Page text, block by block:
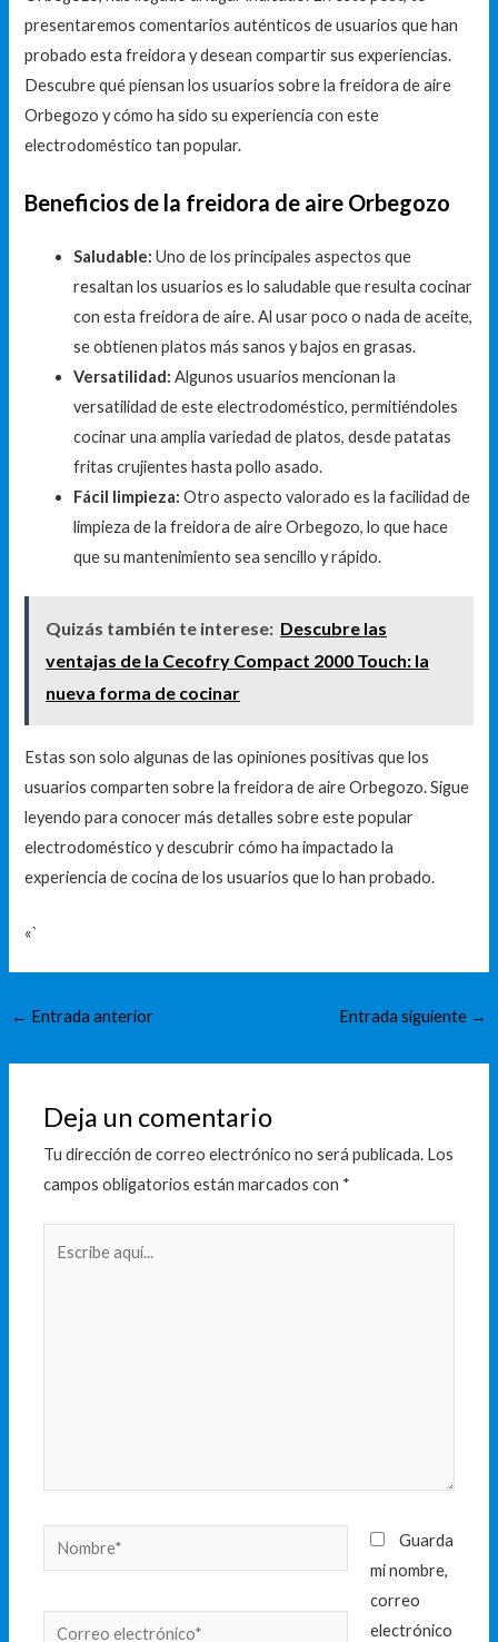
presentaremos comentarios auténticos de usuarios que han
probado esta freidora y desean compartir sus experiencias.
Descubre qué piensan los usuarios sobre la freidora de aire
Orbegozo y cómo ha sido su experiencia con este
electrodoméstico tan popular.
Beneficios de la freidora de aire Orbegozo
Saludable: Uno de los principales aspectos que
resaltan los usuarios es lo saludable que resulta cocinar
con esta freidora de aire. Al usar poco o nada de aceite,
se obtienen platos más sanos y bajos en grasas.
Versatilidad: Algunos usuarios mencionan la
versatilidad de este electrodoméstico, permitiéndoles
cocinar una amplia variedad de platos, desde patatas
fritas crujientes hasta pollo asado.
Fácil limpieza: Otro aspecto valorado es la facilidad de
limpieza de la freidora de aire Orbegozo, lo que hace
que su mantenimiento sea sencillo y rápido.
Quizás también te interese: Descubre las
ventajas de la Cecofry Compact 2000 Touch: la
nueva forma de cocinar
Estas son solo algunas de las opiniones positivas que los
usuarios comparten sobre la freidora de aire Orbegozo. Sigue
leyendo para conocer más detalles sobre este popular
electrodoméstico y descubrir cómo ha impactado la
experiencia de cocina de los usuarios que lo han probado.
«`
← Entrada anterior Entrada siguiente →
Deja un comentario
Tu dirección de correo electrónico no será publicada. Los
campos obligatorios están marcados con *
Nombre*
Correo
Guarda
mi nombre,
correo
electrónico